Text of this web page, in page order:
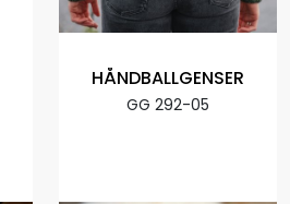
HÅNDBALLGENSER
GG 292-05